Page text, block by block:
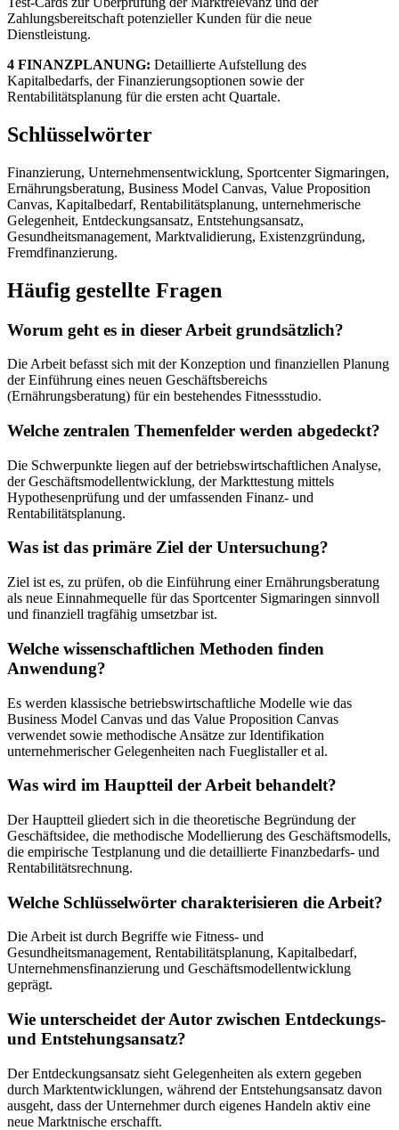
Zahlungsbereitschaft potenzieller Kunden für die neue
Dienstleistung.
4 FINANZPLANUNG: Detaillierte Aufstellung des
Kapitalbedarfs, der Finanzierungsoptionen sowie der
Rentabilitätsplanung für die ersten acht Quartale.
Schlüsselwörter
Finanzierung, Unternehmensentwicklung, Sportcenter Sigmaringen,
Ernährungsberatung, Business Model Canvas, Value Proposition
Canvas, Kapitalbedarf, Rentabilitätsplanung, unternehmerische
Gelegenheit, Entdeckungsansatz, Entstehungsansatz,
Gesundheitsmanagement, Marktvalidierung, Existenzgründung,
Fremdfinanzierung.
Häufig gestellte Fragen
Worum geht es in dieser Arbeit grundsätzlich?
Die Arbeit befasst sich mit der Konzeption und finanziellen Planung
der Einführung eines neuen Geschäftsbereichs
(Ernährungsberatung) für ein bestehendes Fitnessstudio.
Welche zentralen Themenfelder werden abgedeckt?
Die Schwerpunkte liegen auf der betriebswirtschaftlichen Analyse,
der Geschäftsmodellentwicklung, der Markttestung mittels
Hypothesenprüfung und der umfassenden Finanz- und
Rentabilitätsplanung.
Was ist das primäre Ziel der Untersuchung?
Ziel ist es, zu prüfen, ob die Einführung einer Ernährungsberatung
als neue Einnahmequelle für das Sportcenter Sigmaringen sinnvoll
und finanziell tragfähig umsetzbar ist.
Welche wissenschaftlichen Methoden finden
Anwendung?
Es werden klassische betriebswirtschaftliche Modelle wie das
Business Model Canvas und das Value Proposition Canvas
verwendet sowie methodische Ansätze zur Identifikation
unternehmerischer Gelegenheiten nach Fueglistaller et al.
Was wird im Hauptteil der Arbeit behandelt?
Der Hauptteil gliedert sich in die theoretische Begründung der
Geschäftsidee, die methodische Modellierung des Geschäftsmodells,
die empirische Testplanung und die detaillierte Finanzbedarfs- und
Rentabilitätsrechnung.
Welche Schlüsselwörter charakterisieren die Arbeit?
Die Arbeit ist durch Begriffe wie Fitness- und
Gesundheitsmanagement, Rentabilitätsplanung, Kapitalbedarf,
Unternehmensfinanzierung und Geschäftsmodellentwicklung
geprägt.
Wie unterscheidet der Autor zwischen Entdeckungs-
und Entstehungsansatz?
Der Entdeckungsansatz sieht Gelegenheiten als extern gegeben
durch Marktentwicklungen, während der Entstehungsansatz davon
ausgeht, dass der Unternehmer durch eigenes Handeln aktiv eine
neue Marktnische erschafft.